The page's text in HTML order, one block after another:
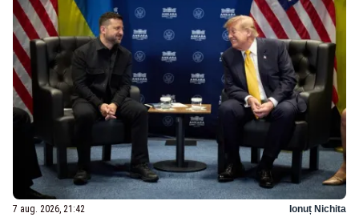
7 aug. 2026, 21:42 Ionuț Nichita